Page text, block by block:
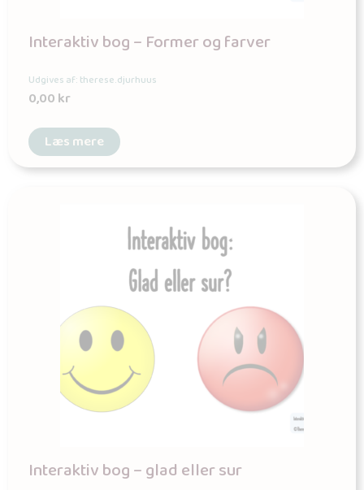
Interaktiv bog – Former og farver
Udgives af: therese.djurhuus
0,00kr
Læs mere
Interaktiv bog – glad eller sur